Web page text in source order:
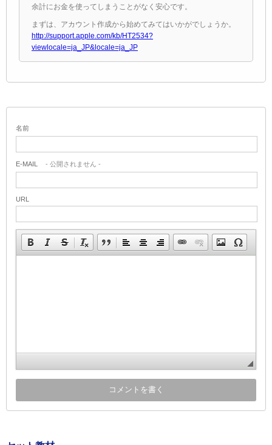
余計にお金を使ってしまうことがなく安心です。
まずは、アカウント作成から始めてみてはいかがでしょうか。
http://support.apple.com/kb/HT2534?
viewlocale=ja_JP&locale=ja_JP
名前
E-MAIL - 公開されません -
URL